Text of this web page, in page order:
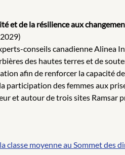
et de la résilience aux
conseils canadienne
des hautes terres et de
afin de renforcer la capacité
participation des femmes aux
et autour de trois sites Ramsar
classe moyenne au Sommet des